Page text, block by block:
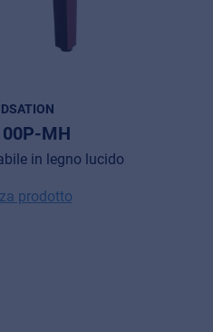
MH
in legno lucido
prodotto